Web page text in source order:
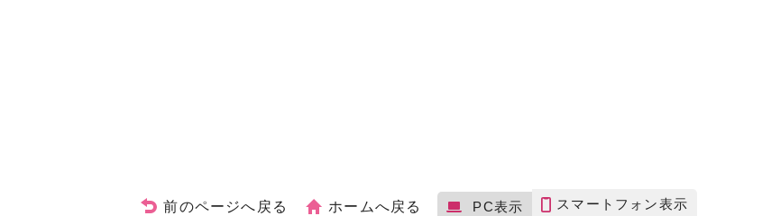
前のページへ戻る ホームへ戻る PC表示 スマートフォン表示